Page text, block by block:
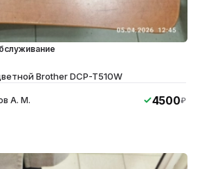
Brother DCP-T510W
А. М. 4500₽